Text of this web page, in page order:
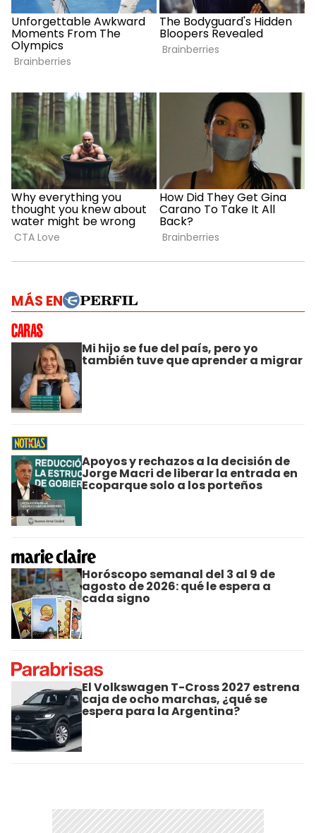
MÁS EN
Mi hijo se fue del país, pero yo
también tuve que aprender a migrar
Apoyos y rechazos a la decisión de
Jorge Macri de liberar la entrada en
Ecoparque solo a los porteños
Horóscopo semanal del 3 al 9 de
agosto de 2026: qué le espera a
cada signo
El Volkswagen T-Cross 2027 estrena
caja de ocho marchas, ¿qué se
espera para la Argentina?